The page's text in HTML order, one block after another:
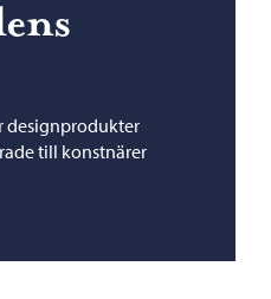
designprodukter
till konstnärer